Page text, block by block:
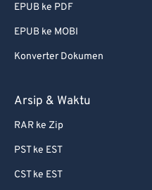
EPUB ke PDF
EPUB ke MOBI
Konverter Dokumen
Arsip & Waktu
RAR ke Zip
PST ke EST
CST ke EST